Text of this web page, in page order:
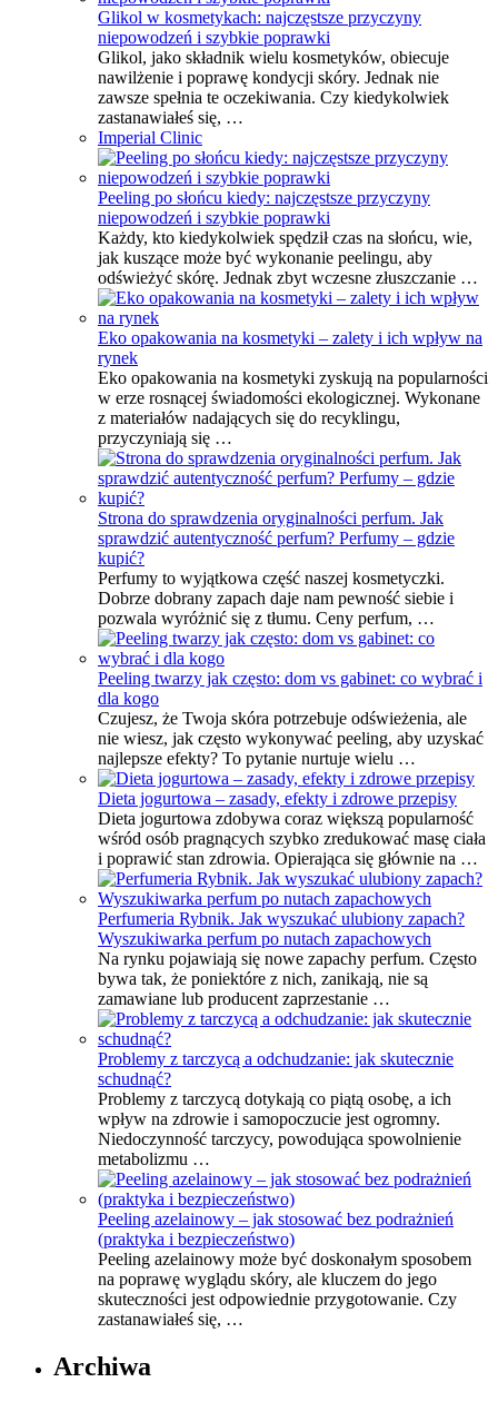
Glikol w kosmetykach: najczęstsze przyczyny
niepowodzeń i szybkie poprawki
Glikol, jako składnik wielu kosmetyków, obiecuje
nawilżenie i poprawę kondycji skóry. Jednak nie
zawsze spełnia te oczekiwania. Czy kiedykolwiek
zastanawiałeś się, …
Imperial Clinic
Peeling po słońcu kiedy: najczęstsze przyczyny
niepowodzeń i szybkie poprawki
Każdy, kto kiedykolwiek spędził czas na słońcu, wie,
jak kuszące może być wykonanie peelingu, aby
odświeżyć skórę. Jednak zbyt wczesne złuszczanie …
Eko opakowania na kosmetyki – zalety i ich wpływ na
rynek
Eko opakowania na kosmetyki zyskują na popularności
w erze rosnącej świadomości ekologicznej. Wykonane
z materiałów nadających się do recyklingu,
przyczyniają się …
Strona do sprawdzenia oryginalności perfum. Jak
sprawdzić autentyczność perfum? Perfumy – gdzie
kupić?
Perfumy to wyjątkowa część naszej kosmetyczki.
Dobrze dobrany zapach daje nam pewność siebie i
pozwala wyróżnić się z tłumu. Ceny perfum, …
Peeling twarzy jak często: dom vs gabinet: co wybrać i
dla kogo
Czujesz, że Twoja skóra potrzebuje odświeżenia, ale
nie wiesz, jak często wykonywać peeling, aby uzyskać
najlepsze efekty? To pytanie nurtuje wielu …
Dieta jogurtowa – zasady, efekty i zdrowe przepisy
Dieta jogurtowa zdobywa coraz większą popularność
wśród osób pragnących szybko zredukować masę ciała
i poprawić stan zdrowia. Opierająca się głównie na …
Perfumeria Rybnik. Jak wyszukać ulubiony zapach?
Wyszukiwarka perfum po nutach zapachowych
Na rynku pojawiają się nowe zapachy perfum. Często
bywa tak, że poniektóre z nich, zanikają, nie są
zamawiane lub producent zaprzestanie …
Problemy z tarczycą a odchudzanie: jak skutecznie
schudnąć?
Problemy z tarczycą dotykają co piątą osobę, a ich
wpływ na zdrowie i samopoczucie jest ogromny.
Niedoczynność tarczycy, powodująca spowolnienie
metabolizmu …
Peeling azelainowy – jak stosować bez podrażnień
(praktyka i bezpieczeństwo)
Peeling azelainowy może być doskonałym sposobem
na poprawę wyglądu skóry, ale kluczem do jego
skuteczności jest odpowiednie przygotowanie. Czy
zastanawiałeś się, …
Archiwa